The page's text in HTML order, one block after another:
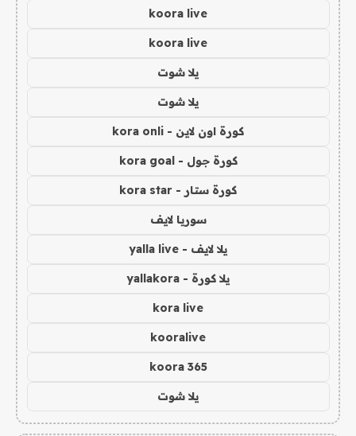
koora live
koora live
يلا شوت
يلا شوت
كورة اون لاين - kora onli
كورة جول - kora goal
كورة ستار - kora star
سوريا لايف
يلا لايف - yalla live
يلا كورة - yallakora
kora live
kooralive
koora 365
يلا شوت